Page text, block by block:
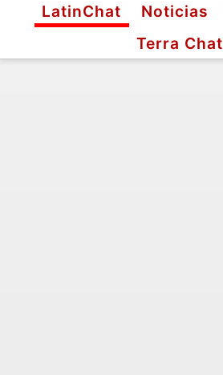
LatinChat
Noticias
Terra Chat